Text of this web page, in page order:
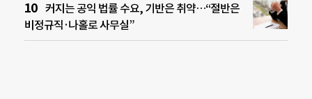
커지는 공익 법률 수요, 기반은 취약…“절반은
비정규직·나홀로 사무실”